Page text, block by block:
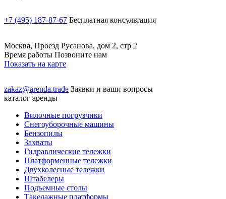
+7 (495) 187-87-67 Бесплатная консультация
Москва, Проезд Русанова, дом 2, стр 2
Время работы Позвоните нам
Показать на карте
zakaz@arenda.trade Заявки и ваши вопросы
каталог аренды
Вилочные погрузчики
Снегоуборочные машины
Бензопилы
Захваты
Гидравлические тележки
Платформенные тележки
Двухколесные тележки
Штабелеры
Подъемные столы
Такелажные платформы